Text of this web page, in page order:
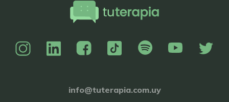
info@tuterapia.com.uy